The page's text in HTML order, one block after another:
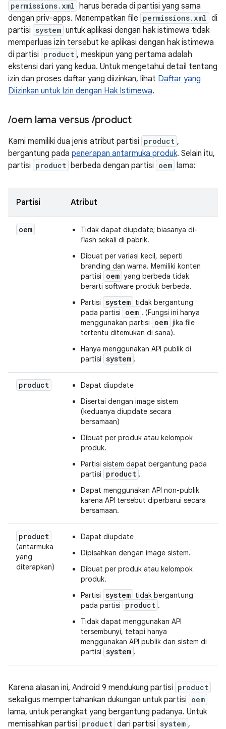
permissions.xml harus berada di partisi yang sama
dengan priv-apps. Menempatkan file permissions.xml di
partisi system untuk aplikasi dengan hak istimewa tidak
memperluas izin tersebut ke aplikasi dengan hak istimewa
di partisi product , meskipun yang pertama adalah
ekstensi dari yang kedua. Untuk mengetahui detail tentang
izin dan proses daftar yang diizinkan, lihat Daftar yang
Diizinkan untuk Izin dengan Hak Istimewa.
/oem lama versus /product
Kami memiliki dua jenis atribut partisi product ,
bergantung pada penerapan antarmuka produk. Selain itu,
partisi product berbeda dengan partisi oem lama:
Partisi Atribut
oem
Tidak dapat diupdate; biasanya di-
flash sekali di pabrik.
Dibuat per variasi kecil, seperti
branding dan warna. Memiliki konten
partisi
oem yang berbeda tidak
berarti software produk berbeda.
Partisi system tidak bergantung
pada partisi
oem . (Fungsi ini hanya
menggunakan partisi
oem jika file
tertentu ditemukan di sana).
Hanya menggunakan API publik di
partisi system .
product
Dapat diupdate
Disertai dengan image sistem
(keduanya diupdate secara
bersamaan)
Dibuat per produk atau kelompok
produk.
Partisi sistem dapat bergantung pada
partisi
product .
Dapat menggunakan API non-publik
karena API tersebut diperbarui secara
bersamaan.
product
(antarmuka
yang
diterapkan)
Dapat diupdate
Dipisahkan dengan image sistem.
Dibuat per produk atau kelompok
produk.
Partisi system tidak bergantung
pada partisi
product .
Tidak dapat menggunakan API
tersembunyi, tetapi hanya
menggunakan API publik dan sistem di
partisi system .
Karena alasan ini, Android 9 mendukung partisi product
sekaligus mempertahankan dukungan untuk partisi oem
lama, untuk perangkat yang bergantung padanya. Untuk
memisahkan partisi product dari partisi system ,